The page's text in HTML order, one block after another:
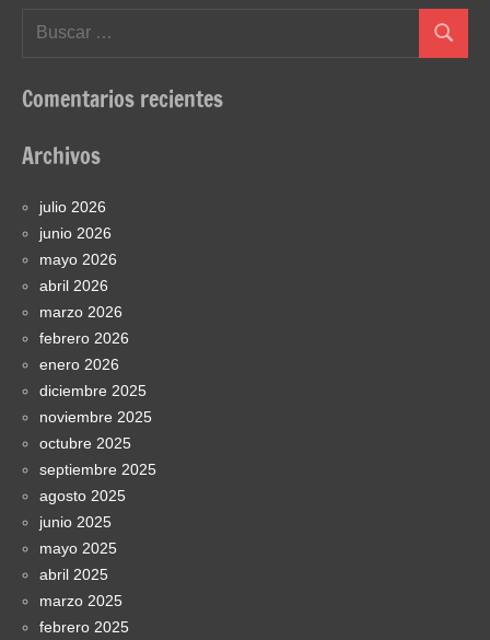
Buscar
Comentarios recientes
Archivos
julio 2026
junio 2026
mayo 2026
abril 2026
marzo 2026
febrero 2026
enero 2026
diciembre 2025
noviembre 2025
octubre 2025
septiembre 2025
agosto 2025
junio 2025
mayo 2025
abril 2025
marzo 2025
febrero 2025